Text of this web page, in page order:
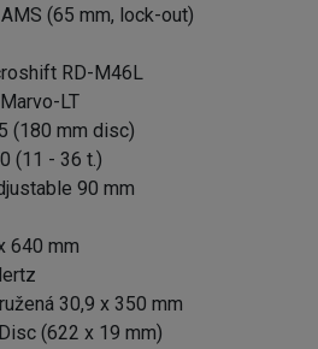
(65 mm, lock-out)
RD-M46L
LT
(180 mm disc)
(11 - 36 t.)
90 mm
640 mm
30,9 x 350 mm
(622 x 19 mm)